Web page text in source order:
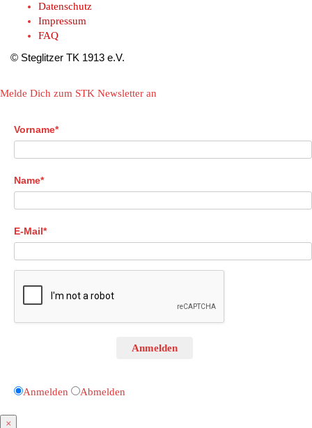
Datenschutz
Impressum
FAQ
© Steglitzer TK 1913 e.V.
Melde Dich zum STK Newsletter an
Vorname*
Name*
E-Mail*
Anmelden
Anmelden Abmelden
×